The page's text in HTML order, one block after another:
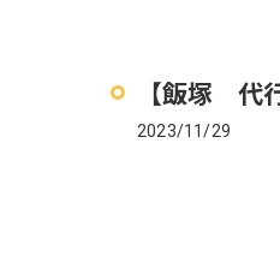
【飯塚 代
2023/11/29